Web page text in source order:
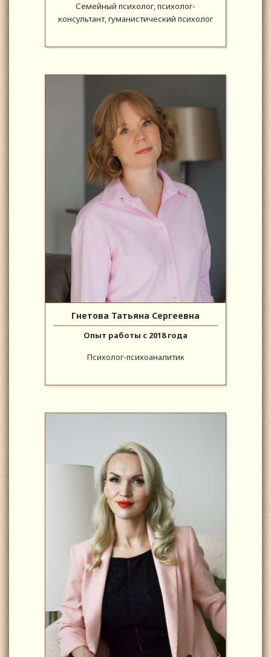
Семейный психолог, психолог-
консультант, гуманистический психолог
Гнетова Татьяна Сергеевна
Опыт работы с 2018 года
Психолог-психоаналитик